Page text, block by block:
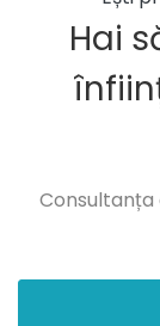
Hai